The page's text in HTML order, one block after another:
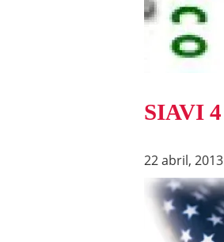
SIAVI 4
22 abril, 2013